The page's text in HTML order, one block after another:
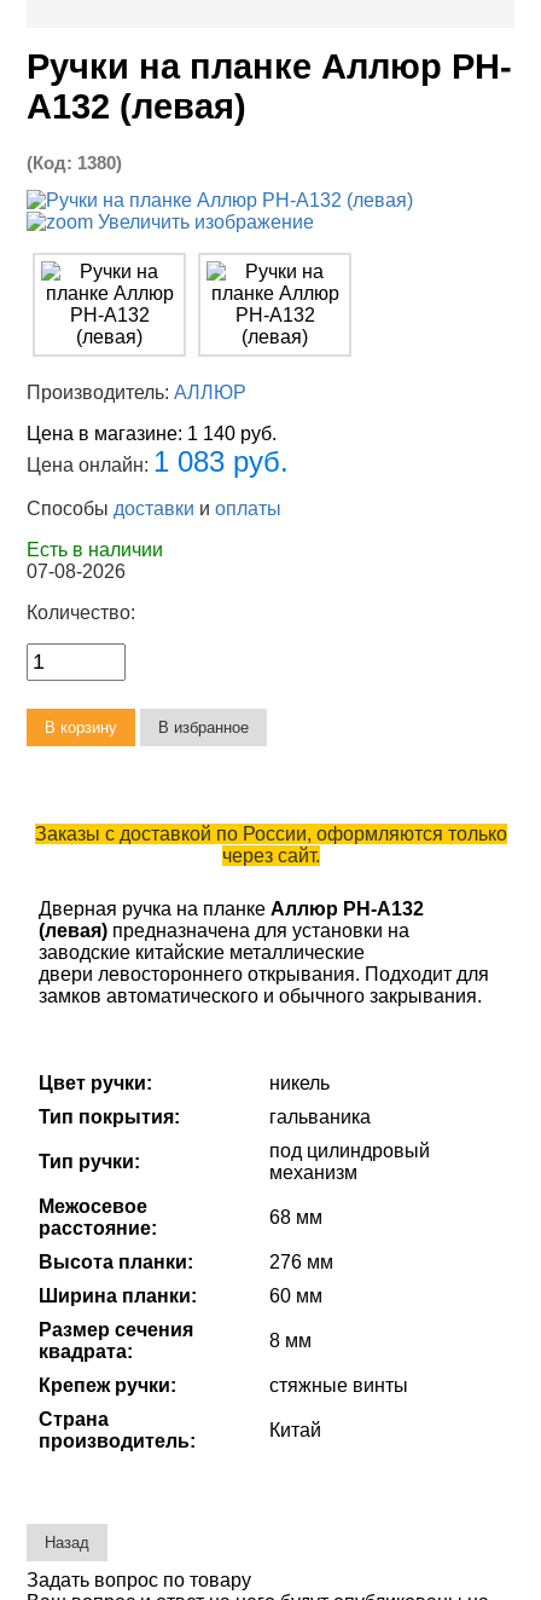
Ручки на планке Аллюр РН-
А132 (левая)
(Код: 1380)
Увеличить изображение
Производитель:АЛЛЮР
Цена в магазине: 1 140 руб.
Цена онлайн: 1 083 руб.
Способы доставки иоплаты
Есть в наличии
07-08-2026
Количество:
Заказы с доставкой по России, оформляются только
через сайт.
Дверная ручка на планкеАллюр РН-А132
(левая) предназначена для установки на
заводские китайские металлические
двери левостороннего открывания. Подходит для
замков автоматического и обычного закрывания.
Цвет ручки:
никель
Тип покрытия:
гальваника
Тип ручки:
под цилиндровый
механизм
Межосевое
расстояние:
68 мм
Высота планки:
276 мм
Ширина планки:
60 мм
Размер сечения
квадрата:
8 мм
Крепеж ручки:
стяжные винты
Страна
производитель:
Китай
Задать вопрос по товару